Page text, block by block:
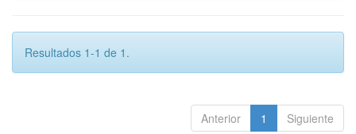
Resultados 1-1 de 1.
Anterior 1 Siguiente